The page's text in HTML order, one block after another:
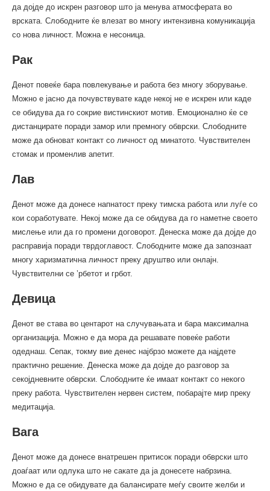
да дојде до искрен разговор што ја менува атмосферата во
врската. Слободните ќе влезат во многу интензивна комуникација
со нова личност. Можна е несоница.
Рак
Денот повеќе бара повлекување и работа без многу зборување.
Можно е јасно да почувствувате каде некој не е искрен или каде
се обидува да го сокрие вистинскиот мотив. Емоционално ќе се
дистанцирате поради замор или премногу обврски. Слободните
може да обноват контакт со личност од минатото. Чувствителен
стомак и променлив апетит.
Лав
Денот може да донесе напнатост преку тимска работа или луѓе со
кои соработувате. Некој може да се обидува да го наметне своето
мислење или да го промени договорот. Денеска може да дојде до
расправија поради тврдоглавост. Слободните може да запознаат
многу харизматична личност преку друштво или онлајн.
Чувствителни се ’рбетот и грбот.
Девица
Денот ве става во центарот на случувањата и бара максимална
организација. Можно е да мора да решавате повеќе работи
одеднаш. Сепак, токму вие денес најбрзо можете да најдете
практично решение. Денеска може да дојде до разговор за
секојдневните обврски. Слободните ќе имаат контакт со некого
преку работа. Чувствителен нервен систем, побарајте мир преку
медитација.
Вага
Денот може да донесе внатрешен притисок поради обврски што
доаѓаат или одлука што не сакате да ја донесете набрзина.
Можно е да се обидувате да балансирате меѓу своите желби и